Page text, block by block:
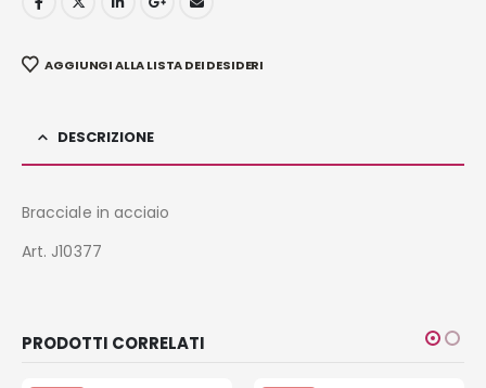
AGGIUNGI ALLA LISTA DEI DESIDERI
DESCRIZIONE
Bracciale in acciaio
Art. J10377
PRODOTTI CORRELATI